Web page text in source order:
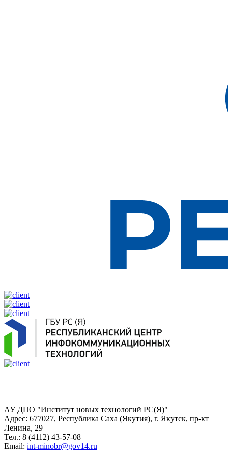
АУ ДПО "Институт новых технологий РС(Я)"
Адрес: 677027, Республика Саха (Якутия), г. Якутск, пр-кт
Ленина, 29
Тел.: 8 (4112) 43-57-08
Email: int-minobr@gov14.ru